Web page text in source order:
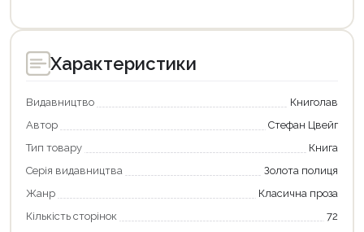
Характеристики
Видавництво
Книголав
Автор
Стефан Цвейг
Тип товару
Книга
Серія видавництва
Золота полиця
Жанр
Класична проза
Кількість сторінок
72